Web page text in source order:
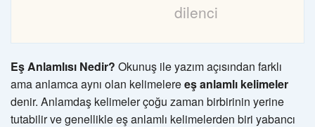
dilenci
Eş Anlamlısı Nedir? Okunuş ile yazım açısından farklı
ama anlamca aynı olan kelimelereeş anlamlı kelimeler
denir. Anlamdaş kelimeler çoğu zaman birbirinin yerine
tutabilir ve genellikle eş anlamlı kelimelerden biri yabancı